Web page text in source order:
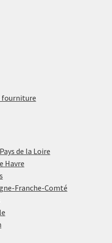
fourniture
de la Loire
Havre
Franche-Comté